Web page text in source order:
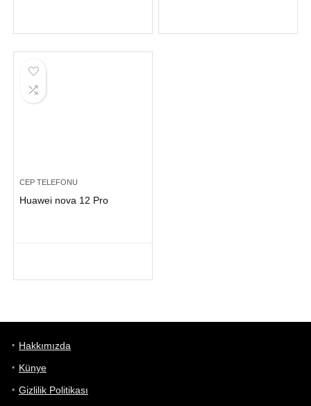
CEP TELEFONU
Huawei nova 12 Pro
Hakkımızda
Künye
Gizlilik Politikası